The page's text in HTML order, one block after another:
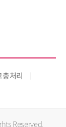
충처리
Reserved.